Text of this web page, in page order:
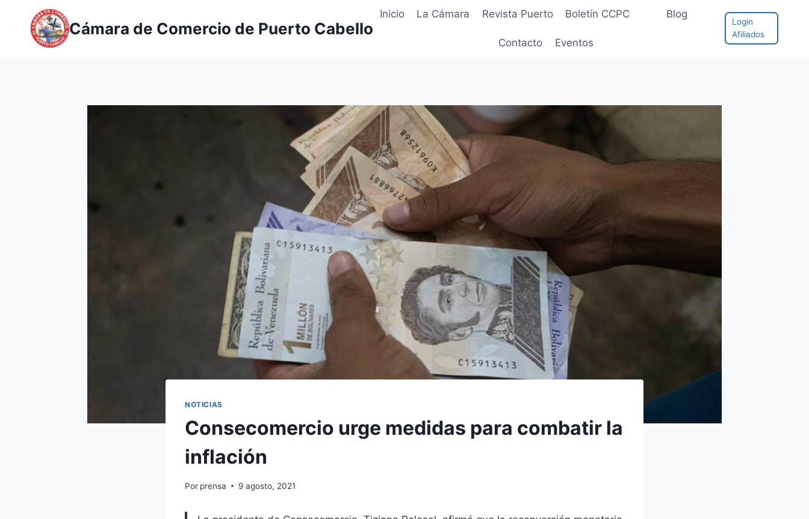
contenido
Cámara de Comercio de Puerto Cabello
Inicio La Cámara Revista Puerto Boletín CCPC Blog
Contacto Eventos
Login
Afiliados
NOTICIAS
Consecomercio urge medidas para combatir la
inflación
Por prensa 9 agosto, 2021